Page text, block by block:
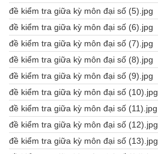
đề kiểm tra giữa kỳ môn đại số (5).jpg
đề kiểm tra giữa kỳ môn đại số (6).jpg
đề kiểm tra giữa kỳ môn đại số (7).jpg
đề kiểm tra giữa kỳ môn đại số (8).jpg
đề kiểm tra giữa kỳ môn đại số (9).jpg
đề kiểm tra giữa kỳ môn đại số (10).jpg
đề kiểm tra giữa kỳ môn đại số (11).jpg
đề kiểm tra giữa kỳ môn đại số (12).jpg
đề kiểm tra giữa kỳ môn đại số (13).jpg